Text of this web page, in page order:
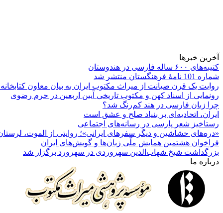
آخرین خبرها
کتیبه‌های ۶۰۰ ساله فارسی در هندوستان
شماره 101 نامۀ فرهنگستان منتشر شد
روایت یک قرن صیانت از میراث مکتوب ایران به بیان معاون
رونمایی از اسناد کهن و مکتوب تاریخی آیین اربعین در حرم رضوی
چرا زبان فارسی در هند کم‌رنگ شد؟
ایران، اتحادیه‌ای بر بنیاد صلح و عشق است
رستاخیز شعر پارسی در رسانه‌های اجتماعی
«دره‌های حشاشین و دیگر سفرهای ایرانی»؛ روایتی از الموت، لرستان
فراخوان هشتمین همایش ملّی زبان‌ها و گویش‌های ایران
بزرگداشت شیخ شهاب‌الدین سهروردی در سهرورد برگزار شد
درباره ما